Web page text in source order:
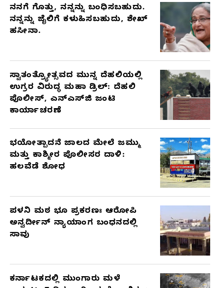
ನನಗೆ ಗೊತ್ತು, ನನ್ನನ್ನು ಬಂಧಿಸಬಹುದು.
ನನ್ನನ್ನು ಜೈಲಿಗೆ ಕಳುಹಿಸಬಹುದು, ಶೇಖ್
ಹಸೀನಾ.
ಸ್ವಾತಂತ್ರ್ಯೋತ್ಸವದ ಮುನ್ನ ದೆಹಲಿಯಲ್ಲಿ
ಉಗ್ರರ ವಿರುದ್ಧ ಮಹಾ ಡ್ರಿಲ್: ದೆಹಲಿ
ಪೊಲೀಸ್, ಎನ್‌ಎಸ್‌ಜಿ ಜಂಟಿ
ಕಾರ್ಯಾಚರಣೆ
ಭಯೋತ್ಪಾದನೆ ಜಾಲದ ಮೇಲೆ ಜಮ್ಮು
ಮತ್ತು ಕಾಶ್ಮೀರ ಪೊಲೀಸರ ದಾಳಿ:
ಹಲವೆಡೆ ಶೋಧ
ಪಳನಿ ಮಠ ಭೂ ಪ್ರಕರಣಃ ಆರೋಪಿ
ಅನ್ವರ್ದೀನ್ ನ್ಯಾಯಾಂಗ ಬಂಧನದಲ್ಲಿ
ಸಾವು
ಕರ್ನಾಟಕದಲ್ಲಿ ಮುಂಗಾರು ಮಳೆ